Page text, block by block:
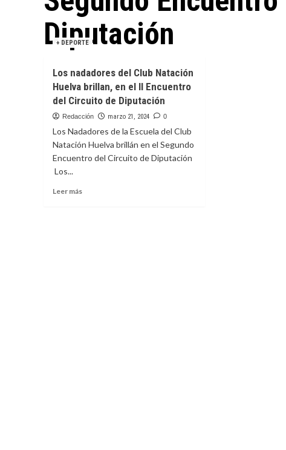
Diputación
+ DEPORTE
Los nadadores del Club Natación
Huelva brillan, en el II Encuentro
del Circuito de Diputación
Redacción marzo 21, 2024 0
Los Nadadores de la Escuela del Club
Natación Huelva brillán en el Segundo
Encuentro del Circuito de Diputación
Los...
Leer más